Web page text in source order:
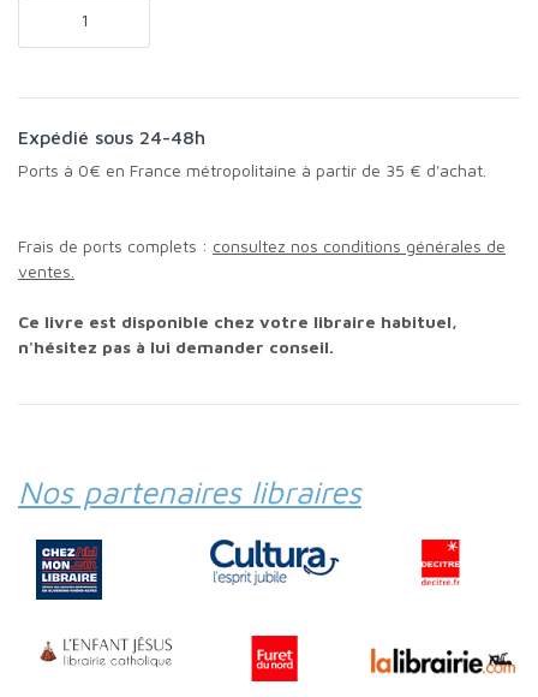
Expédié sous 24-48h
Ports à 0€ en France métropolitaine à partir de 35 € d'achat.
Frais de ports complets : consultez nos conditions générales de
ventes.
Ce livre est disponible chez votre libraire habituel,
n'hésitez pas à lui demander conseil.
Nos partenaires libraires